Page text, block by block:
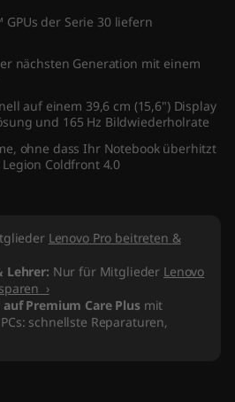
GPUs der Serie 30 liefern
nächsten Generation mit einem
auf einem 39,6 cm (15,6") Display
und 165 Hz Bildwiederholrate
ohne dass Ihr Notebook überhitzt
Coldfront 4.0
Lenovo Pro beitreten &
Lehrer: Nur für Mitglieder Lenovo
›
auf Premium Care Plusmit
schnellste Reparaturen,